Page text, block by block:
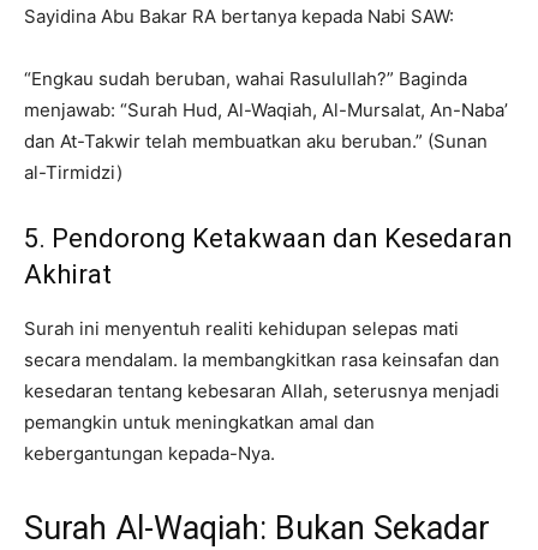
Sayidina Abu Bakar RA bertanya kepada Nabi SAW:
“Engkau sudah beruban, wahai Rasulullah?” Baginda
menjawab: “Surah Hud, Al-Waqiah, Al-Mursalat, An-Naba’
dan At-Takwir telah membuatkan aku beruban.” (Sunan
al-Tirmidzi)
5. Pendorong Ketakwaan dan Kesedaran
Akhirat
Surah ini menyentuh realiti kehidupan selepas mati
secara mendalam. Ia membangkitkan rasa keinsafan dan
kesedaran tentang kebesaran Allah, seterusnya menjadi
pemangkin untuk meningkatkan amal dan
kebergantungan kepada-Nya.
Surah Al-Waqiah: Bukan Sekadar